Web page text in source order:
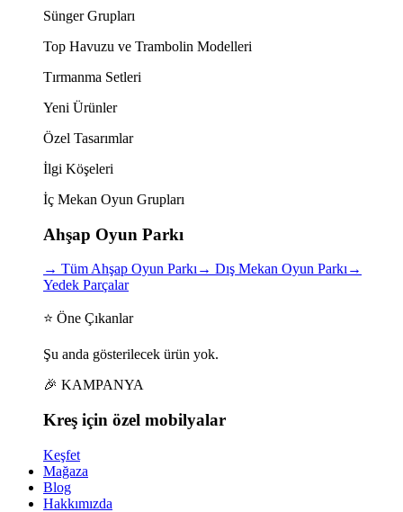
Sünger Grupları
Top Havuzu ve Trambolin Modelleri
Tırmanma Setleri
Yeni Ürünler
Özel Tasarımlar
İlgi Köşeleri
İç Mekan Oyun Grupları
Ahşap Oyun Parkı
→ Tüm Ahşap Oyun Parkı→ Dış Mekan Oyun Parkı→
Yedek Parçalar
⭐ Öne Çıkanlar
Şu anda gösterilecek ürün yok.
🎉 KAMPANYA
Kreş için özel mobilyalar
Keşfet
Mağaza
Blog
Hakkımızda